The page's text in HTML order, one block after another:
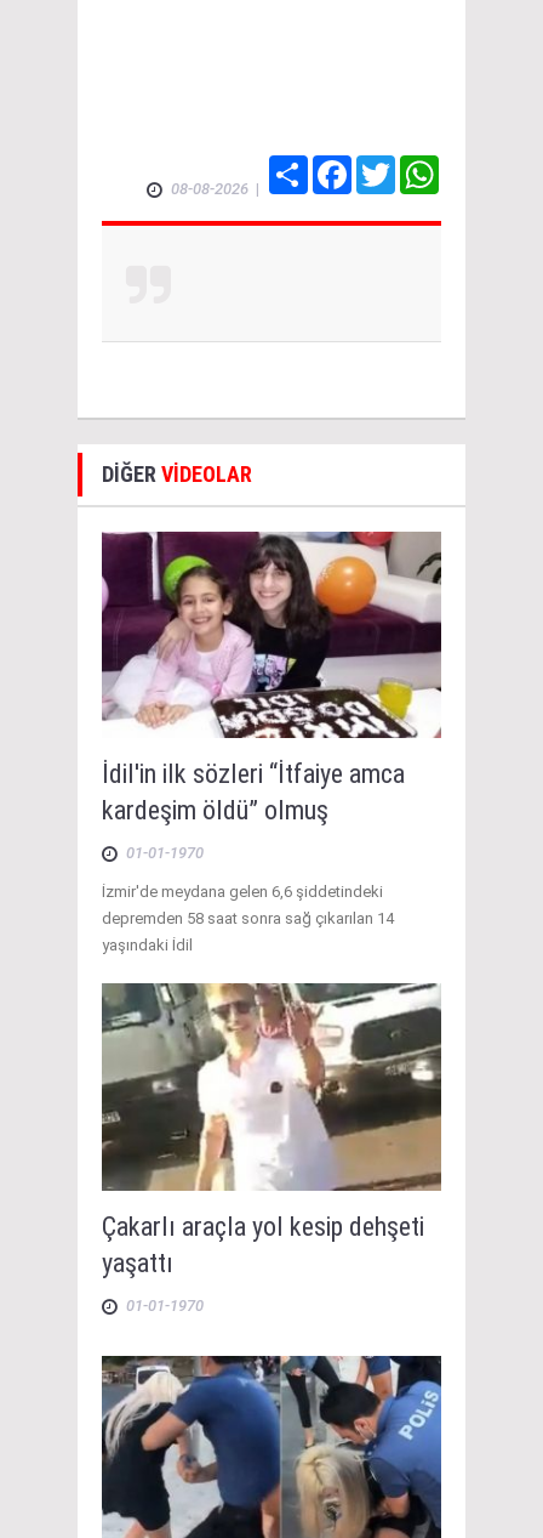
08-08-2026 |
Share FacebookTwitter
DİĞER VİDEOLAR
İdil'in ilk sözleri “İtfaiye amca
kardeşim öldü” olmuş
01-01-1970
İzmir'de meydana gelen 6,6 şiddetindeki
depremden 58 saat sonra sağ çıkarılan 14
yaşındaki İdil
Çakarlı araçla yol kesip dehşeti
yaşattı
01-01-1970